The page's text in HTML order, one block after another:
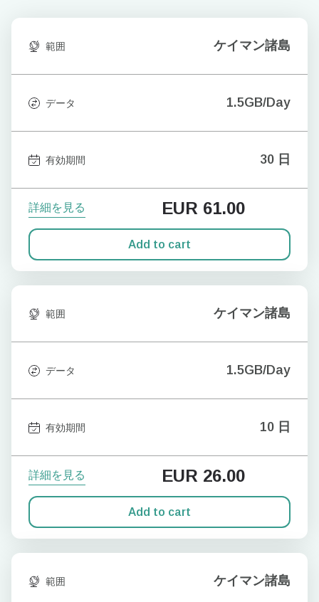
範囲 ケイマン諸島
データ 1.5GB/Day
有効期間 30 日
詳細を見る EUR 61.00
Add to cart
範囲 ケイマン諸島
データ 1.5GB/Day
有効期間 10 日
詳細を見る EUR 26.00
Add to cart
範囲 ケイマン諸島